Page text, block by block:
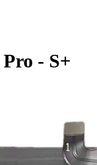
- S+